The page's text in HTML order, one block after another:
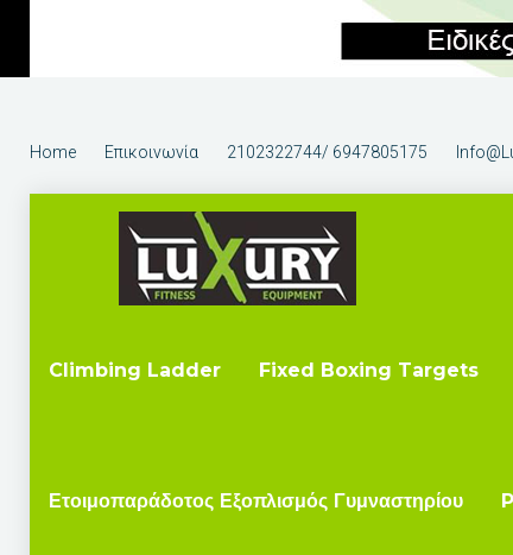
Home
Επικοινωνία 2102322744/ 6947805175
Climbing Ladder Fixed Boxing Targets
Ετοιμοπαράδοτος Εξοπλισμός Γυμναστηρίου